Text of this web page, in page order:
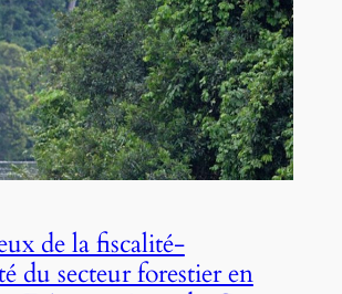
de la fiscalité-
du secteur forestier en